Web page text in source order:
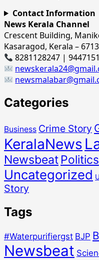
Contact Information
News Kerala Channel
Crescent Building,
Kasaragod, Kerala –
8281128247 |
Categories
Business Crime Story
KeralaNews
Newsbeat Politics
Uncategorized
Story
Tags
#Waterpurifiergst BJP
Newsbeat